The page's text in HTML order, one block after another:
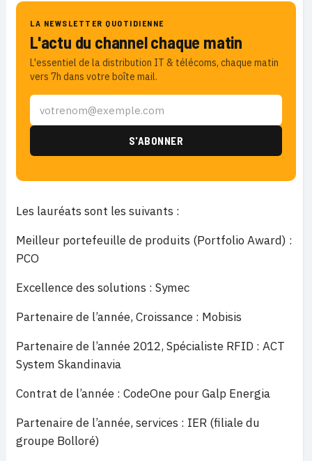
LA NEWSLETTER QUOTIDIENNE
L'actu du channel chaque matin
L'essentiel de la distribution IT & télécoms, chaque matin
vers 7h dans votre boîte mail.
Les lauréats sont les suivants :
Meilleur portefeuille de produits (Portfolio Award) :
PCO
Excellence des solutions : Symec
Partenaire de l’année, Croissance : Mobisis
Partenaire de l’année 2012, Spécialiste RFID : ACT
System Skandinavia
Contrat de l’année : CodeOne pour Galp Energia
Partenaire de l’année, services : IER (filiale du
groupe Bolloré)